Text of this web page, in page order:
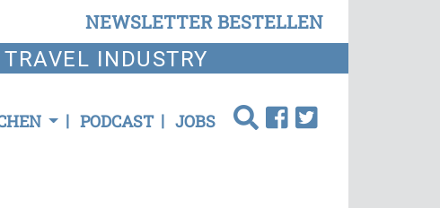
NEWSLETTER BESTELLEN
INDUSTRY
PODCAST JOBS